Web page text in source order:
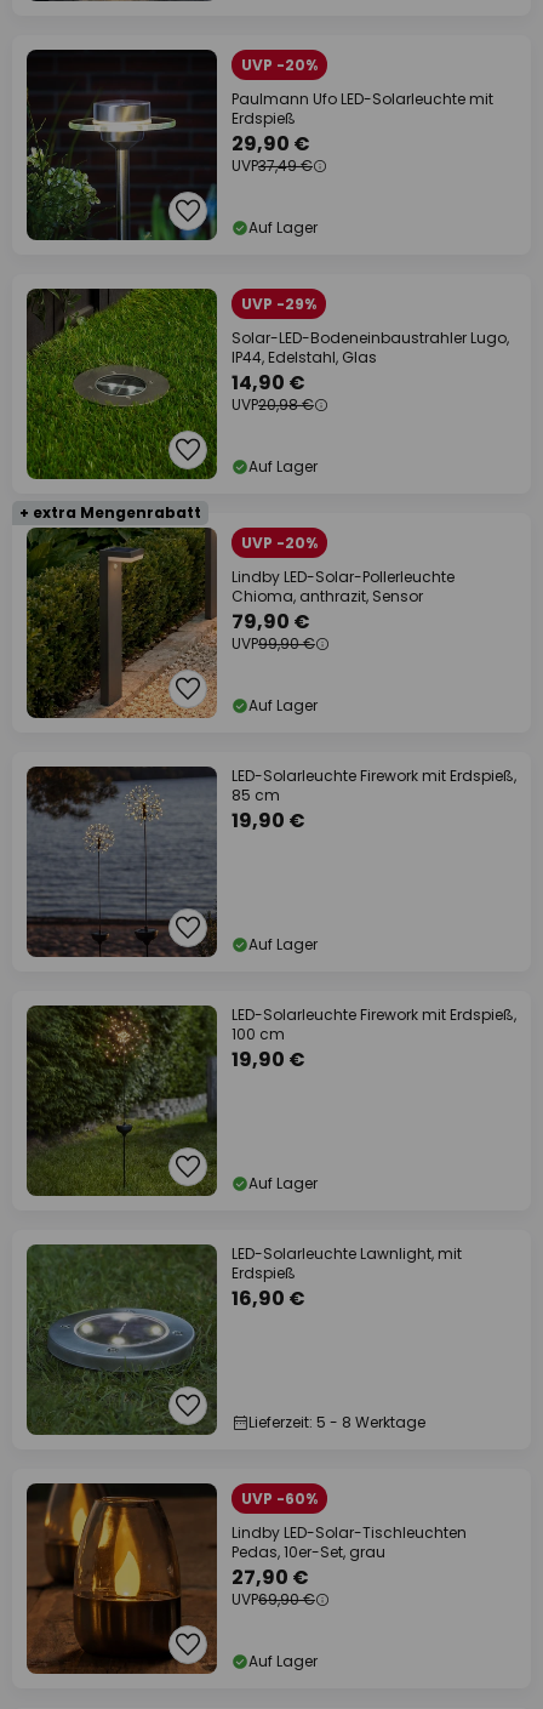
UVP -20%
Paulmann Ufo LED-Solarleuchte mit
Erdspieß
29,90 €
UVP37,49 €
Auf Lager
UVP -29%
Solar-LED-Bodeneinbaustrahler Lugo,
IP44, Edelstahl, Glas
14,90 €
UVP20,98 €
Auf Lager
+ extra Mengenrabatt
UVP -20%
Lindby LED-Solar-Pollerleuchte
Chioma, anthrazit, Sensor
79,90 €
UVP99,90 €
Auf Lager
LED-Solarleuchte Firework mit Erdspieß,
85 cm
19,90 €
Auf Lager
LED-Solarleuchte Firework mit Erdspieß,
100 cm
19,90 €
Auf Lager
LED-Solarleuchte Lawnlight, mit
Erdspieß
16,90 €
Lieferzeit: 5 - 8 Werktage
UVP -60%
Lindby LED-Solar-Tischleuchten
Pedas, 10er-Set, grau
27,90 €
UVP69,90 €
Auf Lager